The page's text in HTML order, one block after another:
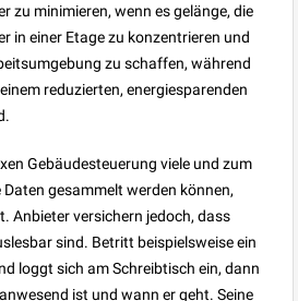
zu minimieren, wenn es gelänge, die
in einer Etage zu konzentrieren und
zu schaffen, während
reduzierten, energiesparenden
Gebäudesteuerung viele und zum
Daten gesammelt werden können,
Anbieter versichern jedoch, dass
sind. Betritt beispielsweise ein
loggt sich am Schreibtisch ein, dann
ist und wann er geht. Seine